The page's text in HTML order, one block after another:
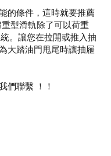
的條件，這時就要推薦
型滑軌除了可以荷重
。讓您在拉開或推入抽
大踏油門甩尾時讓抽屜
們聯繫 ！！